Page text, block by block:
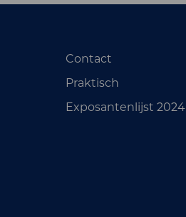
Contact
Praktisch
Exposantenlijst 2024